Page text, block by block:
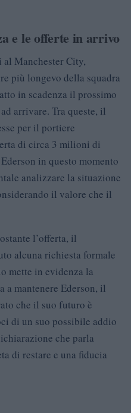
e le offerte in arrivo
al Manchester City,
più longevo della squadra
in scadenza il prossimo
arrivare. Tra queste, il
per il portiere
di circa 3 milioni di
in questo momento
analizzare la situazione
il valore che il
l’offerta, il
alcuna richiesta formale
mette in evidenza la
a mantenere Ederson, il
che il suo futuro è
di un suo possibile addio
che parla
di restare e una fiducia